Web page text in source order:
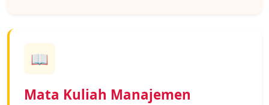
📖
Mata Kuliah Manajemen